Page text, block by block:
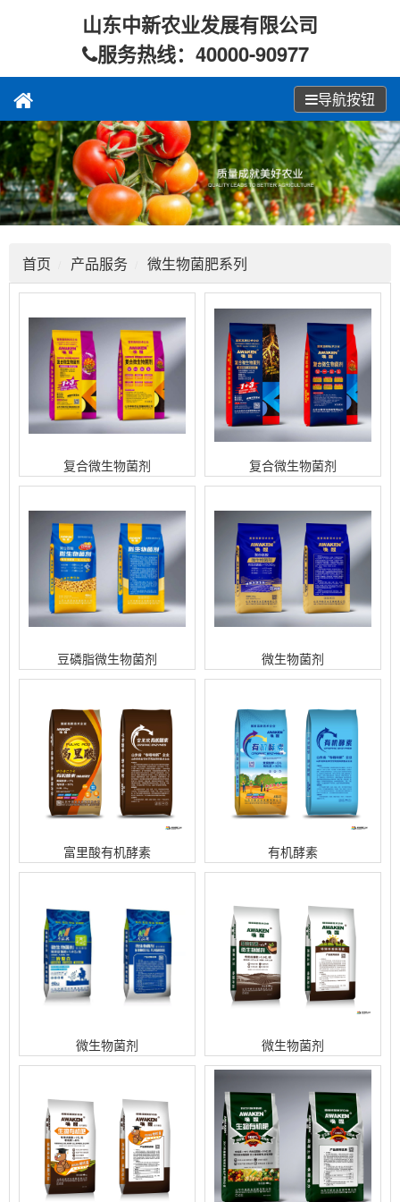
山东中新农业发展有限公司
服务热线：40000-90977
导航按钮
首页 产品服务 微生物菌肥系列
复合微生物菌剂 复合微生物菌剂
豆磷脂微生物菌剂 微生物菌剂
富里酸有机酵素 有机酵素
微生物菌剂 微生物菌剂